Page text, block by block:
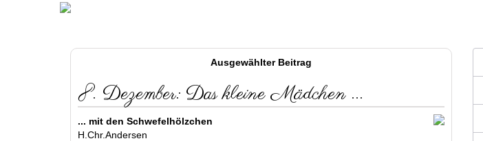
Ausgewählter Beitrag
8. Dezember: Das kleine Mädchen ...
... mit den Schwefelhölzchen
H.Chr.Andersen